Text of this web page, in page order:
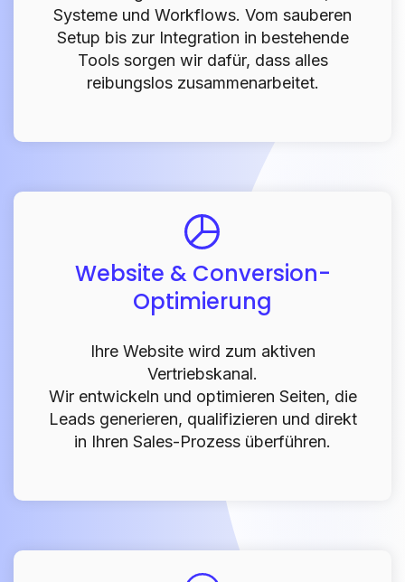
Systeme und Workflows. Vom sauberen
Setup bis zur Integration in bestehende
Tools sorgen wir dafür, dass alles
reibungslos zusammenarbeitet.
Website & Conversion-
Optimierung
Ihre Website wird zum aktiven
Vertriebskanal.
Wir entwickeln und optimieren Seiten, die
Leads generieren, qualifizieren und direkt
in Ihren Sales-Prozess überführen.